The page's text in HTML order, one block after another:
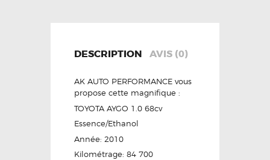
DESCRIPTION AVIS (0)
AK AUTO PERFORMANCE vous
propose cette magnifique :
TOYOTA AYGO 1.0 68cv
Essence/Ethanol
Année: 2010
Kilométrage: 84 700